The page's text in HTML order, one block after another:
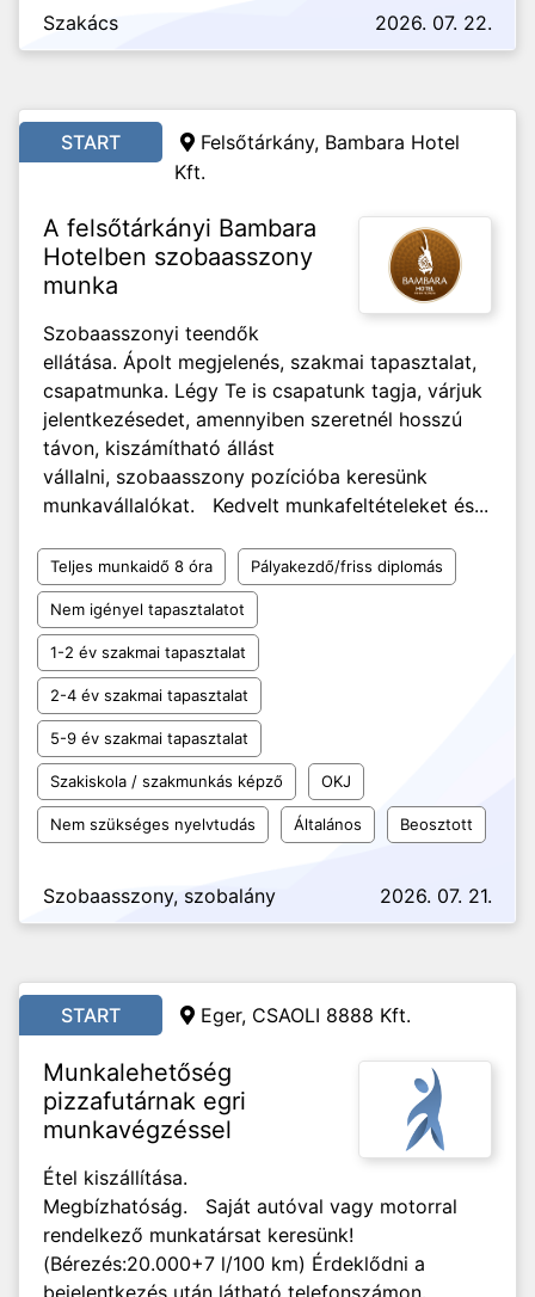
Szakács 2026. 07. 22.
START
Felsőtárkány, Bambara Hotel
Kft.
A felsőtárkányi Bambara
Hotelben szobaasszony
munka
Szobaasszonyi teendők
ellátása. Ápolt megjelenés, szakmai tapasztalat,
csapatmunka. Légy Te is csapatunk tagja, várjuk
jelentkezésedet, amennyiben szeretnél hosszú
távon, kiszámítható állást
vállalni, szobaasszony pozícióba keresünk
munkavállalókat. Kedvelt munkafeltételeket és...
Teljes munkaidő 8 óra Pályakezdő/friss diplomás
Nem igényel tapasztalatot
1-2 év szakmai tapasztalat
2-4 év szakmai tapasztalat
5-9 év szakmai tapasztalat
Szakiskola / szakmunkás képző OKJ
Nem szükséges nyelvtudás Általános Beosztott
Szobaasszony, szobalány 2026. 07. 21.
START Eger, CSAOLI 8888 Kft.
Munkalehetőség
pizzafutárnak egri
munkavégzéssel
Étel kiszállítása.
Megbízhatóság. Saját autóval vagy motorral
rendelkező munkatársat keresünk!
(Bérezés:20.000+7 l/100 km) Érdeklődni a
bejelentkezés után látható telefonszámon.